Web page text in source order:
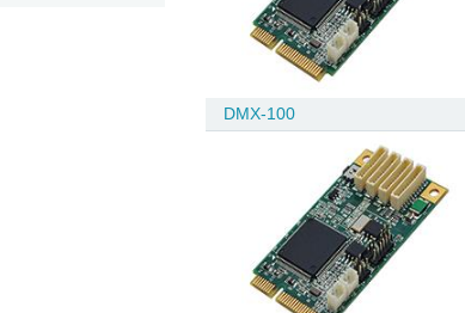
DMX-100